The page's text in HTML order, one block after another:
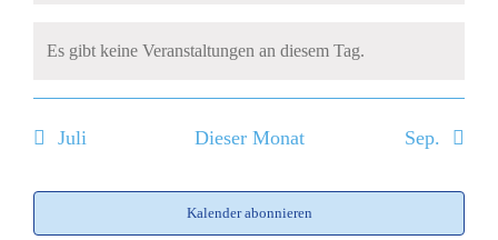
Hinweis
Es gibt keine Veranstaltungen an diesem Tag.
Juli Dieser Monat Sep.
Kalender abonnieren